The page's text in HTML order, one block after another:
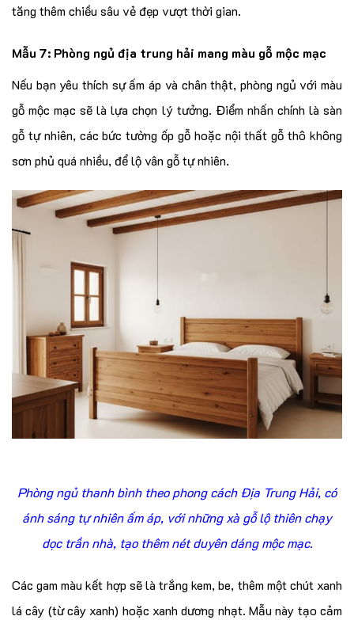
tăng thêm chiều sâu vẻ đẹp vượt thời gian.
Mẫu 7: Phòng ngủ địa trung hải mang màu gỗ mộc mạc
Nếu bạn yêu thích sự ấm áp và chân thật, phòng ngủ với màu
gỗ mộc mạc sẽ là lựa chọn lý tưởng. Điểm nhấn chính là sàn
gỗ tự nhiên, các bức tường ốp gỗ hoặc nội thất gỗ thô không
sơn phủ quá nhiều, để lộ vân gỗ tự nhiên.
Phòng ngủ thanh bình theo phong cách Địa Trung Hải, có
ánh sáng tự nhiên ấm áp, với những xà gỗ lộ thiên chạy
dọc trần nhà, tạo thêm nét duyên dáng mộc mạc.
Các gam màu kết hợp sẽ là trắng kem, be, thêm một chút xanh
lá cây (từ cây xanh) hoặc xanh dương nhạt. Mẫu này tạo cảm